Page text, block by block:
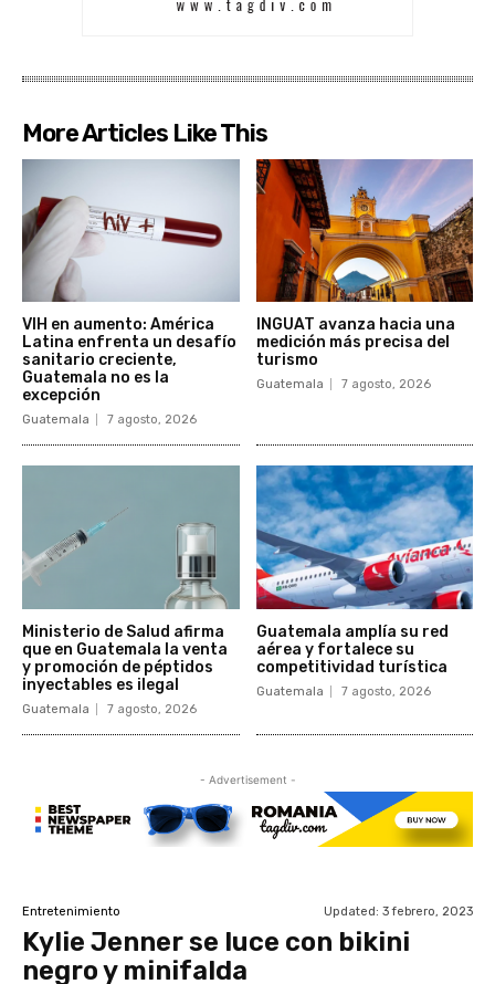
More Articles Like This
VIH en aumento: América
Latina enfrenta un desafío
sanitario creciente,
Guatemala no es la
excepción
Guatemala 7 agosto, 2026
INGUAT avanza hacia una
medición más precisa del
turismo
Guatemala 7 agosto, 2026
Ministerio de Salud afirma
que en Guatemala la venta
y promoción de péptidos
inyectables es ilegal
Guatemala 7 agosto, 2026
Guatemala amplía su red
aérea y fortalece su
competitividad turística
Guatemala 7 agosto, 2026
- Advertisement -